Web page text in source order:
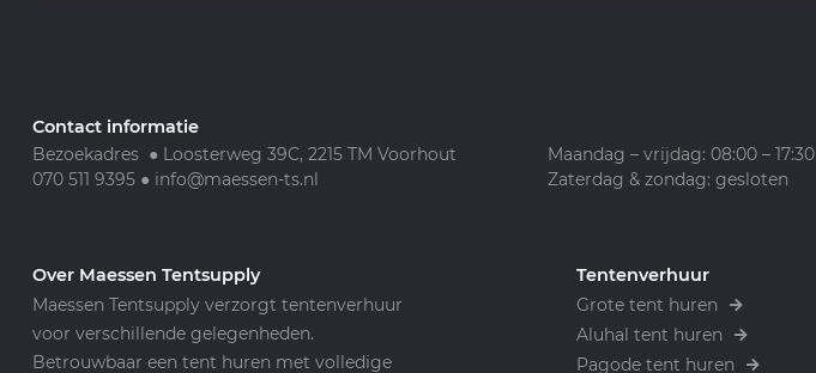
Contact informatie
Bezoekadres ● Loosterweg 39C, 2215 TM Voorhout
070 511 9395● info@maessen-ts.nl
Maandag – vrijdag: 08:00 – 17:30
Zaterdag & zondag: gesloten
Over Maessen Tentsupply
Maessen Tentsupply verzorgt tentenverhuur
voor verschillende gelegenheden.
Betrouwbaar een tent huren met volledige
Tentenverhuur
Grote tent huren
Aluhal tent huren
Pagode tent huren